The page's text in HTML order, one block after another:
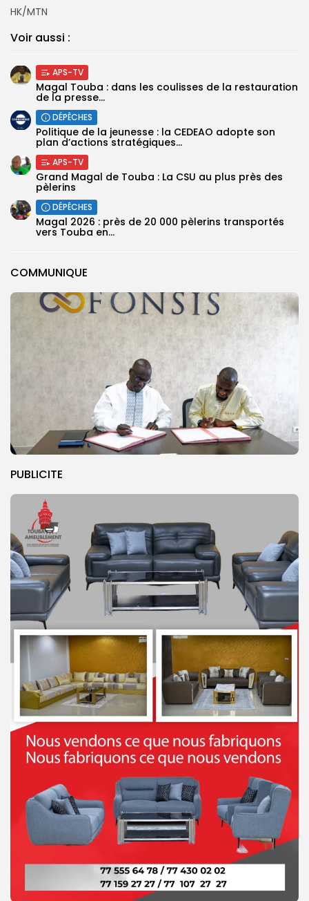
COMMUNIQUE
PUBLICITE
HK/MTN
Voir aussi :
APS-TV
Magal Touba : dans les coulisses de la restauration
de la presse...
DÉPÊCHES
Politique de la jeunesse : la CEDEAO adopte son
plan d’actions stratégiques...
APS-TV
Grand Magal de Touba : La CSU au plus près des
pèlerins
DÉPÊCHES
Magal 2026 : près de 20 000 pèlerins transportés
vers Touba en...